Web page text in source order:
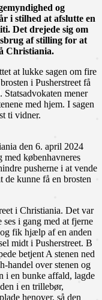
og
i stilhed at afslutte en
Det drejede sig om
af stilling for at
Christiania.
at lukke sagen om fire
i Pusherstreet få
mener
med hjem. I sagen
ti vidner.
den 6. april 2024
med københavneres
pusherne i at vende
kunne få en brosten
i Christiania. Det var
i gang med at fjerne
fik hjælp af en anden
midt i Pusherstreet. B
betjent A stenen ned
handel over stenen og
i en bunke affald, lagde
i en trillebør,
henover, så den